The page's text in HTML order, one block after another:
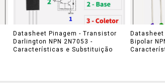
Datasheet Pinagem - Transistor
Darlington NPN 2N7053 -
Características e Substituição
Bipolar